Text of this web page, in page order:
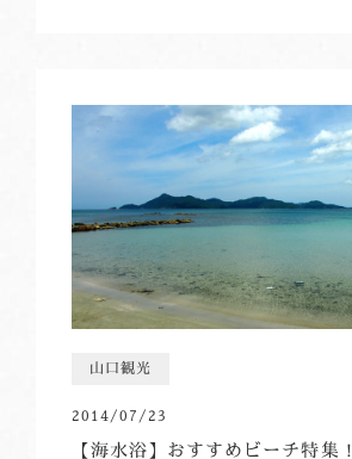
山口観光
2014/07/23
【海水浴】おすすめビーチ特集！